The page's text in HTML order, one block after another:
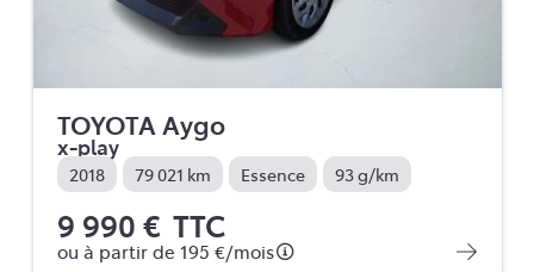
TOYOTA Aygo
x-play
2018 79 021 km Essence 93 g/km
9 990 € TTC
ou à partir de 195 €/mois